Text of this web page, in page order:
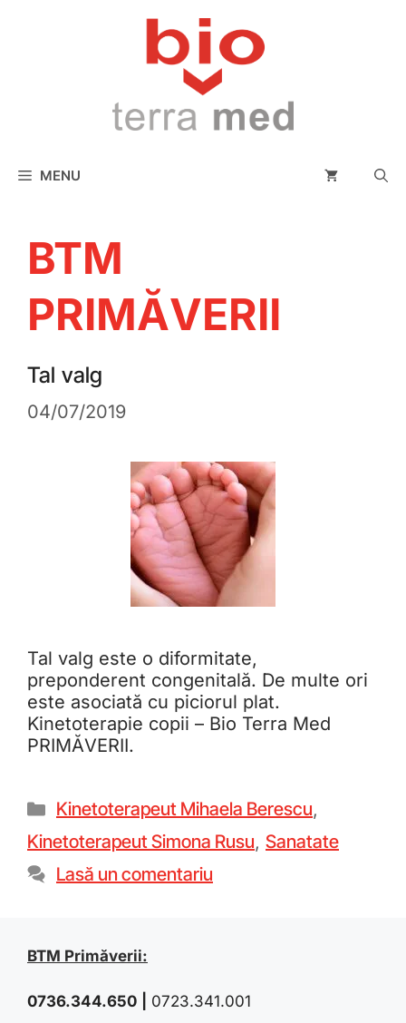
MENU
BTM
PRIMĂVERII
Tal valg
04/07/2019
Tal valg este o diformitate,
preponderent congenitală. De multe ori
este asociată cu piciorul plat.
Kinetoterapie copii – Bio Terra Med
PRIMĂVERII.
Kinetoterapeut Mihaela Berescu,
Kinetoterapeut Simona Rusu, Sanatate
Lasă un comentariu
BTM Primăverii:
0736.344.650 0723.341.001